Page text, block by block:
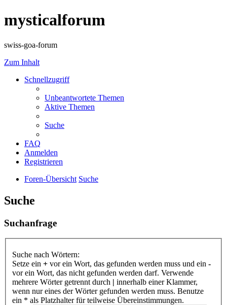
mysticalforum
swiss-goa-forum
Zum Inhalt
Schnellzugriff
Unbeantwortete Themen
Aktive Themen
Suche
FAQ
Anmelden
Registrieren
Foren-Übersicht Suche
Suche
Suchanfrage
Suche nach Wörtern:
Setze ein + vor ein Wort, das gefunden werden muss und ein -
vor ein Wort, das nicht gefunden werden darf. Verwende
mehrere Wörter getrennt durch | innerhalb einer Klammer,
wenn nur eines der Wörter gefunden werden muss. Benutze
ein * als Platzhalter für teilweise Übereinstimmungen.